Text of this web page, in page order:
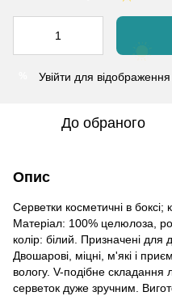
Увійти для
До обраного
Опис
Серветки косметичні в боксі;
Матеріал: 100% целюлоза,
колір: білий. Призначені для
Двошарові, міцні, м'які і
вологу. V-подібне складання
серветок дуже зручним.